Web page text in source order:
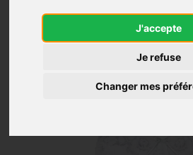
J'accepte
Je refuse
Changer mes